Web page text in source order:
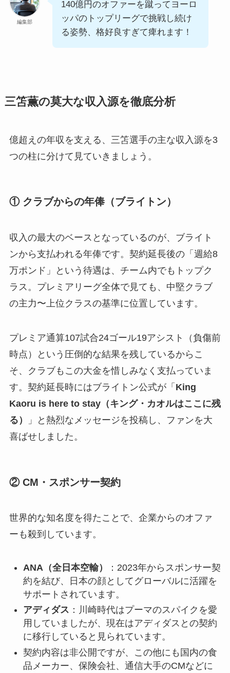
編集部
140億円のオファーを蹴ってヨーロ
ッパのトップリーグで挑戦し続け
る姿勢、格好良すぎて痺れます！
三笘薫の莫大な収入源を徹底分析
億超えの年収を支える、三笘選手の主な収入源を3
つの柱に分けて見ていきましょう。
① クラブからの年俸（ブライトン）
収入の最大のベースとなっているのが、ブライト
ンから支払われる年俸です。契約延長後の「週給8
万ポンド」という待遇は、チーム内でもトップク
ラス。プレミアリーグ全体で見ても、中堅クラブ
の主力〜上位クラスの基準に位置しています。
プレミア通算107試合24ゴール19アシスト（負傷前
時点）という圧倒的な結果を残しているからこ
そ、クラブもこの大金を惜しみなく支払っていま
す。契約延長時にはブライトン公式が「 King
Kaoru is here to stay（キング・カオルはここに残
る）
」と熱烈なメッセージを投稿し、ファンを大
喜ばせしました。
② CM・スポンサー契約
世界的な知名度を得たことで、企業からのオファ
ーも殺到しています。
ANA（全日本空輸）
：2023年からスポンサー契
約を結び、日本の顔としてグローバルに活躍を
サポートされています。
アディダス ：川崎時代はプーマのスパイクを愛
用していましたが、現在はアディダスとの契約
に移行していると見られています。
契約内容は非公開ですが、この他にも国内の食
品メーカー、保険会社、通信大手のCMなどに